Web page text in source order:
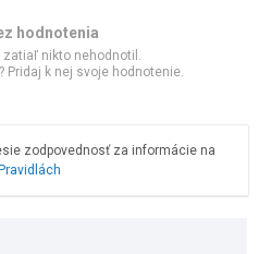
hodnotenia
zatiaľ nikto nehodnotil.
Pridaj k nej svoje hodnotenie.
zodpovednosť za informácie na